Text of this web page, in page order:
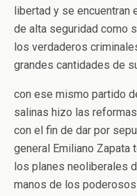
libertad y se encuentran
de alta seguridad como
los verdaderos
grandes cantidades de
con ese mismo partido
salinas hizo las
con el fin de dar por
general Emiliano
los planes neoliberales
manos de los